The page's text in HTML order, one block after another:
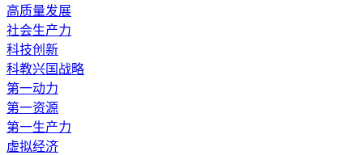
高质量发展
社会生产力
科技创新
科教兴国战略
第一动力
第一资源
第一生产力
虚拟经济